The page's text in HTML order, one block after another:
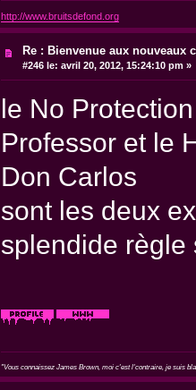
http://www.bruitsdefond.org
Re : Bienvenue aux nouveaux
#246 le: avril 20, 2012, 15:24:10 pm »
le No
Professor et le
Don Carlos
sont les deux
splendide règle
"Vous connaissez James Brown, moi c'est l'contraire, je suis